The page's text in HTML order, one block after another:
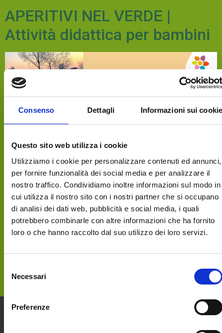
Consenso Dettagli Informazioni sui cookie
Questo sito web utilizza i cookie
Utilizziamo i cookie per personalizzare contenuti ed annunci,
per fornire funzionalità dei social media e per analizzare il
nostro traffico. Condividiamo inoltre informazioni sul modo in
cui utilizza il nostro sito con i nostri partner che si occupano
di analisi dei dati web, pubblicità e social media, i quali
potrebbero combinarle con altre informazioni che ha fornito
loro o che hanno raccolto dal suo utilizzo dei loro servizi.
delNecessari
Preferenze
APERITIVI NEL VERDE |
Attività didattica per bambini
APERITIVI NEL VERDE da aprile a ottobre
un tavolino all’aperto, vista sui prati, un
tagliere, un aperitivo, o quello che vuoi tu.
SCEGLI AL MOMENTO! venerdì e sabato
sera dalle 18.00 in poi Scopri il menù
ATTIVITA’ DIDATTICA PER BAMBINI dalle
17.30 COSTRUIAMO IL TAVOLINO CON I
PALLET! […]
Legal